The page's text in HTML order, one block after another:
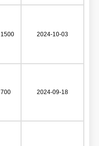
1500 2024-10-03
700 2024-09-18